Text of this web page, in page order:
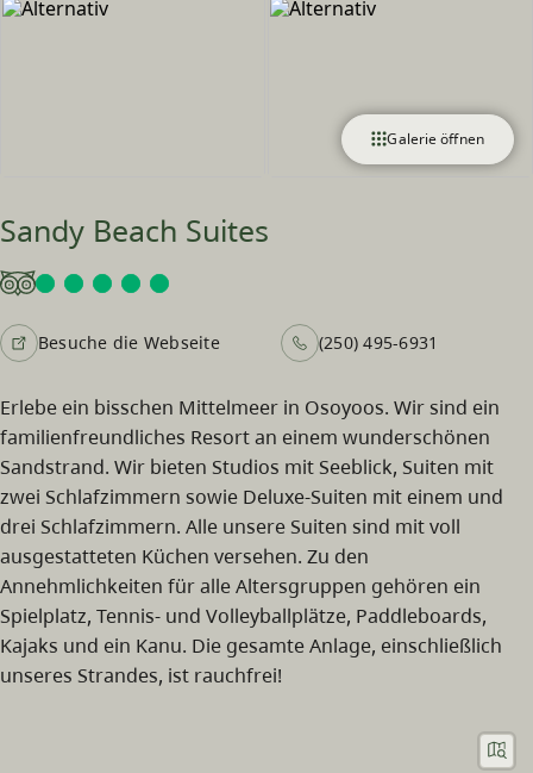
Galerie öffnen
Sandy Beach Suites
Besuche die Webseite (250) 495-6931
Erlebe ein bisschen Mittelmeer in Osoyoos. Wir sind ein
familienfreundliches Resort an einem wunderschönen
Sandstrand. Wir bieten Studios mit Seeblick, Suiten mit
zwei Schlafzimmern sowie Deluxe-Suiten mit einem und
drei Schlafzimmern. Alle unsere Suiten sind mit voll
ausgestatteten Küchen versehen. Zu den
Annehmlichkeiten für alle Altersgruppen gehören ein
Spielplatz, Tennis- und Volleyballplätze, Paddleboards,
Kajaks und ein Kanu. Die gesamte Anlage, einschließlich
unseres Strandes, ist rauchfrei!